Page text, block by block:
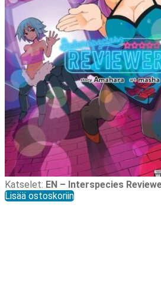
Katselet: EN – Interspecies
Lisää ostoskoriin